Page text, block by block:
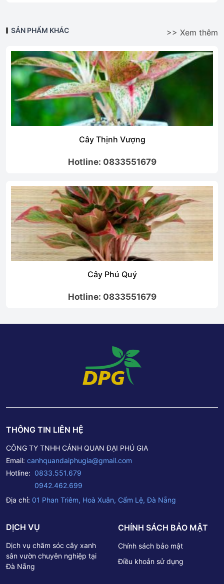
SẢN PHẨM KHÁC >> Xem thêm
0833551679
0833551679
THÔNG TIN LIÊN HỆ
CÔNG TY TNHH CẢNH QUAN ĐẠI PHÚ GIA
Email: canhquandaiphugia@gmail.com
Hotline: 0833.551.679
0942.462.699
Địa chỉ: 01 Phan Triêm, Hoà Xuân, Cẩm Lệ, Đà Nẵng
DỊCH VỤ
Dịch vụ chăm sóc cây xanh
sân vườn chuyên nghiệp tại
Đà Nẵng
CHÍNH SÁCH BẢO MẬT
Chính sách bảo mật
Điều khoản sử dụng